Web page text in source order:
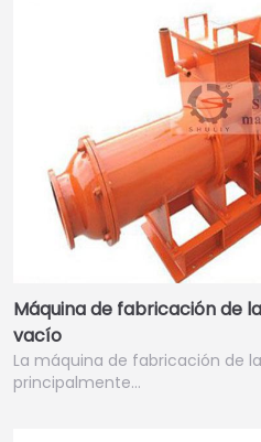
Máquina de fabricación de
vacío
La máquina de fabricación de
principalmente…